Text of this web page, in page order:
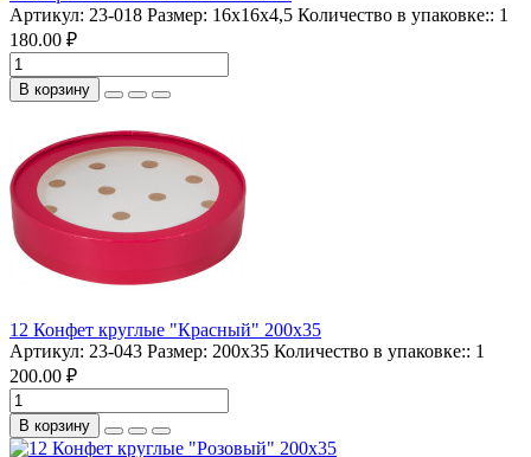
Артикул: 23-018 Размер: 16х16х4,5 Количество в упаковке:: 1
180.00 ₽
В корзину
12 Конфет круглые "Красный" 200х35
Артикул: 23-043 Размер: 200х35 Количество в упаковке:: 1
200.00 ₽
В корзину